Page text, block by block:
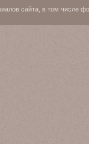
сайта, в том числе